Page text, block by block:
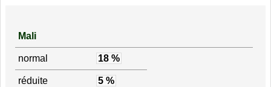
Mali
normal 18 %
réduite 5 %